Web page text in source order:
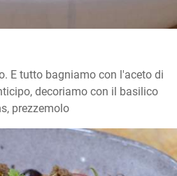
E tutto bagniamo con l'aceto di
decoriamo con il basilico
prezzemolo